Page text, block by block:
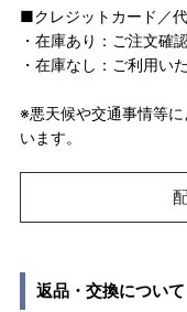
■クレジットカード／
・在庫あり：ご注文確
・在庫なし：ご利用い
※悪天候や交通事情等
います。
返品・交換について